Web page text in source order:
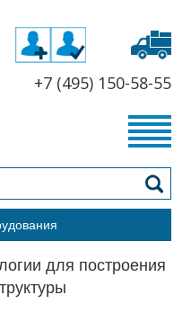
+7 (495) 150-58-55
для построения